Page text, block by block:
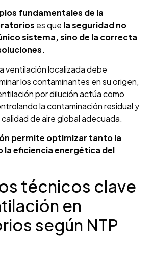
fundamentales de la
es que la seguridad no
sistema, sino de la correcta
ventilación localizada debe
los contaminantes en su origen,
por dilución actúa como
la contaminación residual y
de aire global adecuada.
permite optimizar tanto la
la eficiencia energética del
técnicos clave
en
según NTP